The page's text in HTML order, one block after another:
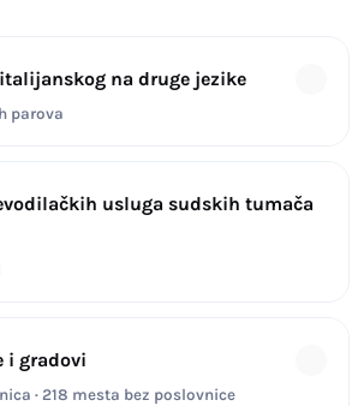
na druge jezike
parova
usluga sudskih tumača
i gradovi
· 218 mesta bez poslovnice